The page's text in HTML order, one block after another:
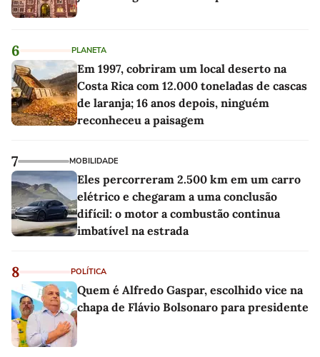
6 PLANETA
Em 1997, cobriram um local deserto na
Costa Rica com 12.000 toneladas de cascas
de laranja; 16 anos depois, ninguém
reconheceu a paisagem
7 MOBILIDADE
Eles percorreram 2.500 km em um carro
elétrico e chegaram a uma conclusão
difícil: o motor a combustão continua
imbatível na estrada
8 POLÍTICA
Quem é Alfredo Gaspar, escolhido vice na
chapa de Flávio Bolsonaro para presidente